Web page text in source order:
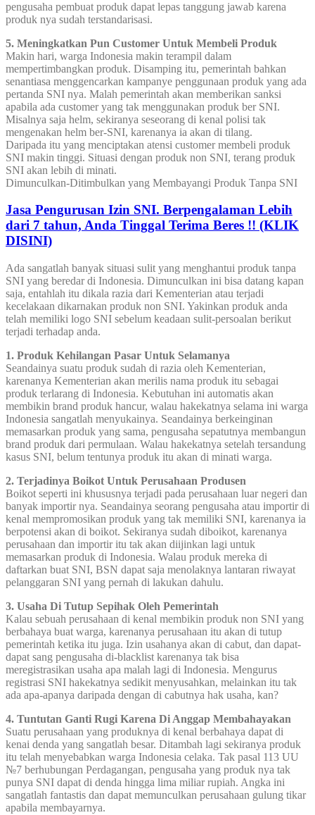
pengusaha pembuat produk dapat lepas tanggung jawab karena
produk nya sudah terstandarisasi.
5. Meningkatkan Pun Customer Untuk Membeli Produk
Makin hari, warga Indonesia makin terampil dalam
mempertimbangkan produk. Disamping itu, pemerintah bahkan
senantiasa menggencarkan kampanye penggunaan produk yang ada
pertanda SNI nya. Malah pemerintah akan memberikan sanksi
apabila ada customer yang tak menggunakan produk ber SNI.
Misalnya saja helm, sekiranya seseorang di kenal polisi tak
mengenakan helm ber-SNI, karenanya ia akan di tilang.
Daripada itu yang menciptakan atensi customer membeli produk
SNI makin tinggi. Situasi dengan produk non SNI, terang produk
SNI akan lebih di minati.
Dimunculkan-Ditimbulkan yang Membayangi Produk Tanpa SNI
Jasa Pengurusan Izin SNI. Berpengalaman Lebih
dari 7 tahun, Anda Tinggal Terima Beres !! (KLIK
DISINI)
Ada sangatlah banyak situasi sulit yang menghantui produk tanpa
SNI yang beredar di Indonesia. Dimunculkan ini bisa datang kapan
saja, entahlah itu dikala razia dari Kementerian atau terjadi
kecelakaan dikarnakan produk non SNI. Yakinkan produk anda
telah memiliki logo SNI sebelum keadaan sulit-persoalan berikut
terjadi terhadap anda.
1. Produk Kehilangan Pasar Untuk Selamanya
Seandainya suatu produk sudah di razia oleh Kementerian,
karenanya Kementerian akan merilis nama produk itu sebagai
produk terlarang di Indonesia. Kebutuhan ini automatis akan
membikin brand produk hancur, walau hakekatnya selama ini warga
Indonesia sangatlah menyukainya. Seandainya berkeinginan
memasarkan produk yang sama, pengusaha sepatutnya membangun
brand produk dari permulaan. Walau hakekatnya setelah tersandung
kasus SNI, belum tentunya produk itu akan di minati warga.
2. Terjadinya Boikot Untuk Perusahaan Produsen
Boikot seperti ini khususnya terjadi pada perusahaan luar negeri dan
banyak importir nya. Seandainya seorang pengusaha atau importir di
kenal mempromosikan produk yang tak memiliki SNI, karenanya ia
berpotensi akan di boikot. Sekiranya sudah diboikot, karenanya
perusahaan dan importir itu tak akan diijinkan lagi untuk
memasarkan produk di Indonesia. Walau produk mereka di
daftarkan buat SNI, BSN dapat saja menolaknya lantaran riwayat
pelanggaran SNI yang pernah di lakukan dahulu.
3. Usaha Di Tutup Sepihak Oleh Pemerintah
Kalau sebuah perusahaan di kenal membikin produk non SNI yang
berbahaya buat warga, karenanya perusahaan itu akan di tutup
pemerintah ketika itu juga. Izin usahanya akan di cabut, dan dapat-
dapat sang pengusaha di-blacklist karenanya tak bisa
meregistrasikan usaha apa malah lagi di Indonesia. Mengurus
registrasi SNI hakekatnya sedikit menyusahkan, melainkan itu tak
ada apa-apanya daripada dengan di cabutnya hak usaha, kan?
4. Tuntutan Ganti Rugi Karena Di Anggap Membahayakan
Suatu perusahaan yang produknya di kenal berbahaya dapat di
kenai denda yang sangatlah besar. Ditambah lagi sekiranya produk
itu telah menyebabkan warga Indonesia celaka. Tak pasal 113 UU
№7 berhubungan Perdagangan, pengusaha yang produk nya tak
punya SNI dapat di denda hingga lima miliar rupiah. Angka ini
sangatlah fantastis dan dapat memunculkan perusahaan gulung tikar
apabila membayarnya.